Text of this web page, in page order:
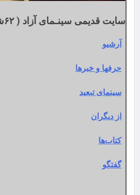
سایت قدیمی سینـمای آزاد ( ۶۲شماره قدیمی)
آرشیو
حرفها و خبرها
سینمای تبعید
از دیگران
کتاب‌ها
گفتگو